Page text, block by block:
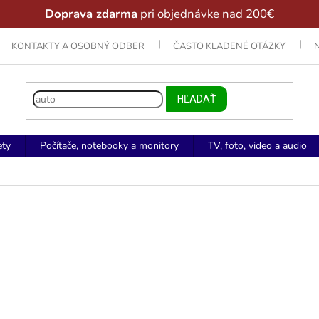
Doprava zdarma pri objednávke nad 200€
KONTAKTY A OSOBNÝ ODBER ČASTO KLADENÉ OTÁZKY
HĽADAŤ
Počítače, notebooky a monitory TV, foto, video a audio